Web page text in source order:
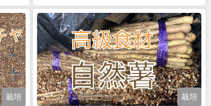
栽培 栽培